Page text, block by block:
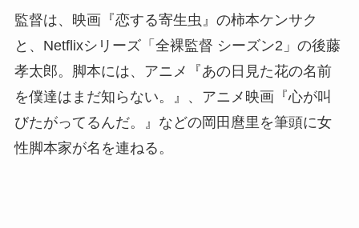
監督は、映画『恋する寄生虫』の柿本ケンサク
と、Netflixシリーズ「全裸監督 シーズン2」の後藤
孝太郎。脚本には、アニメ『あの日見た花の名前
を僕達はまだ知らない。』、アニメ映画『心が叫
びたがってるんだ。』などの岡田麿里を筆頭に女
性脚本家が名を連ねる。